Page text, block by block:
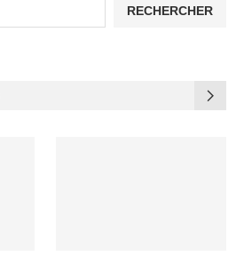
RECHERCHER